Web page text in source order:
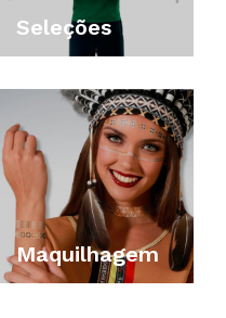
Seleções
Maquilhagem